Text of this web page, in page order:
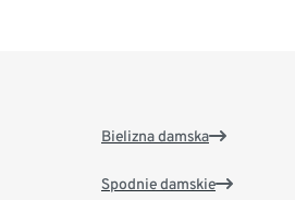
Bielizna damska
Spodnie damskie